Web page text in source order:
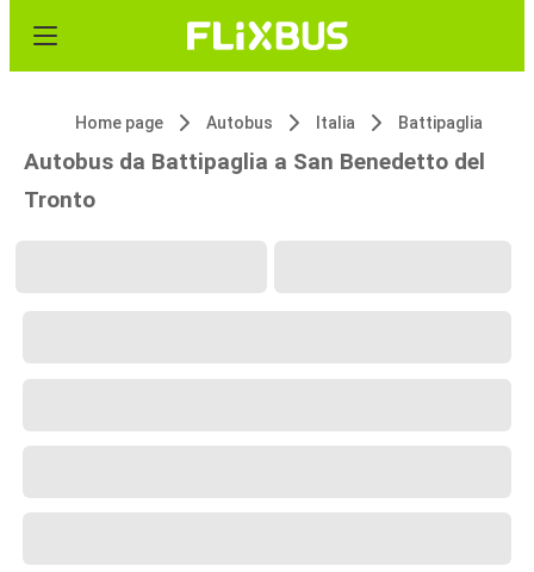
Home page Autobus Italia Battipaglia
Autobus da Battipaglia a San Benedetto del
Tronto